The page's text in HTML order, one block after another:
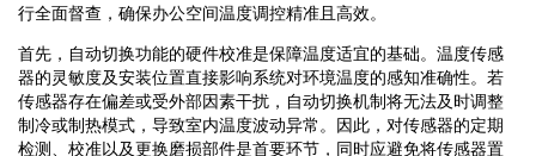
行全面督查，确保办公空间温度调控精准且高效。
首先，自动切换功能的硬件校准是保障温度适宜的基础。温度传感
器的灵敏度及安装位置直接影响系统对环境温度的感知准确性。若
传感器存在偏差或受外部因素干扰，自动切换机制将无法及时调整
制冷或制热模式，导致室内温度波动异常。因此，对传感器的定期
检测、校准以及更换磨损部件是首要环节，同时应避免将传感器置